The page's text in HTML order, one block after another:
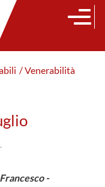
/ Venerabilità
-